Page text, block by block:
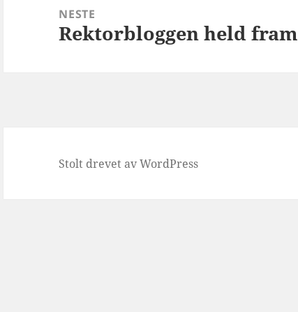
NESTE
Neste
Rektorbloggen held fram
Stolt drevet av WordPress